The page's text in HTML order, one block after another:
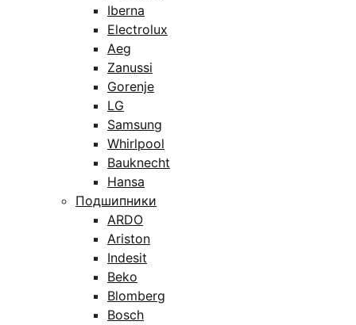
Iberna
Electrolux
Aeg
Zanussi
Gorenje
LG
Samsung
Whirlpool
Bauknecht
Hansa
Подшипники
ARDO
Ariston
Indesit
Beko
Blomberg
Bosch